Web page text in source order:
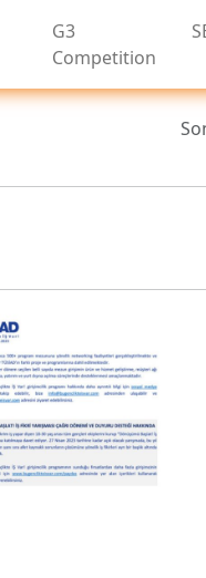
G3
Competition